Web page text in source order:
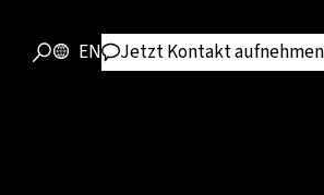
EN Jetzt Kontakt aufnehmen